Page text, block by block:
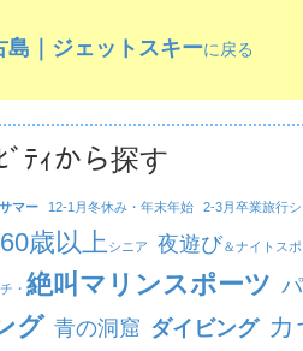
島｜ジェットスキーに戻る
ﾞﾃｨから探す
マー 12-1月冬休み・年末年始 2-3月卒業旅行
60歳以上 シニア 夜遊び＆ナイトス
・ 絶叫マリンスポーツ
グ 青の洞窟 ダイビング